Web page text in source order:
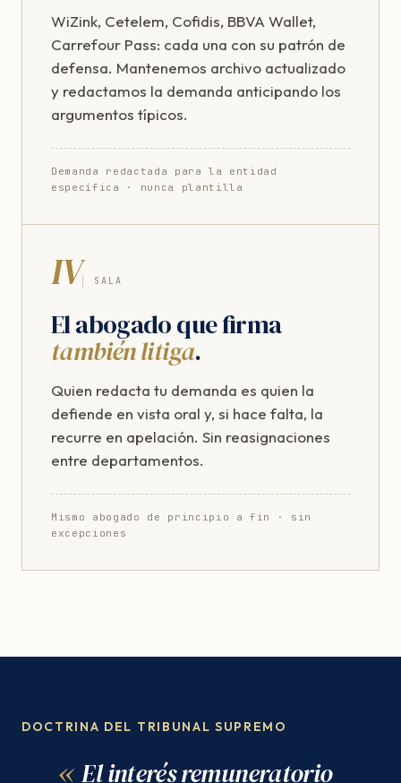
WiZink, Cetelem, Cofidis, BBVA Wallet,
Carrefour Pass: cada una con su patrón de
defensa. Mantenemos archivo actualizado
y redactamos la demanda anticipando los
argumentos típicos.
Demanda redactada para la entidad
específica · nunca plantilla
IV SALA
El abogado que firma
también litiga.
Quien redacta tu demanda es quien la
defiende en vista oral y, si hace falta, la
recurre en apelación. Sin reasignaciones
entre departamentos.
Mismo abogado de principio a fin · sin
excepciones
DOCTRINA DEL TRIBUNAL SUPREMO
El interés remuneratorio